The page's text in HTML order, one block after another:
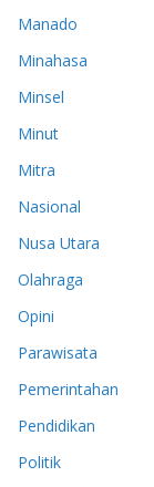
Manado
Minahasa
Minsel
Minut
Mitra
Nasional
Nusa Utara
Olahraga
Opini
Parawisata
Pemerintahan
Pendidikan
Politik